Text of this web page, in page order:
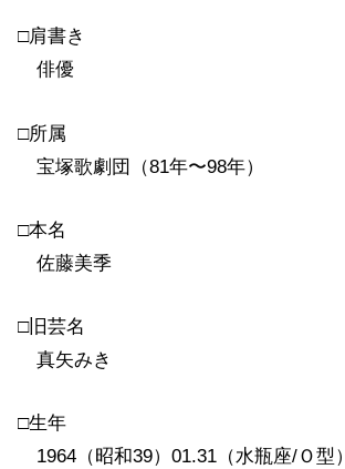
□肩書き
俳優
□所属
宝塚歌劇団（81年〜98年）
□本名
佐藤美季
□旧芸名
真矢みき
□生年
1964（昭和39）01.31（水瓶座/Ｏ型）